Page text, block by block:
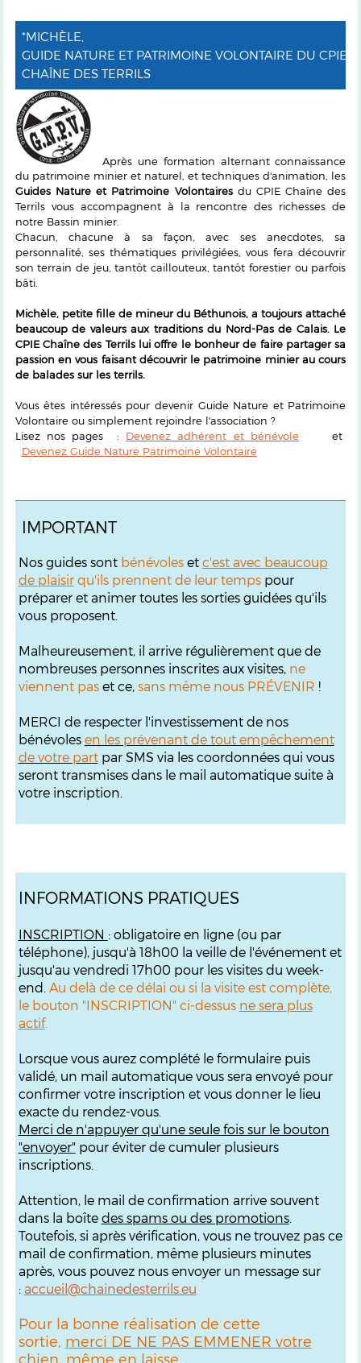
*MICHÈLE,
GUIDE NATURE ET PATRIMOINE VOLONTAIRE DU CPIE
CHAÎNE DES TERRILS
Après une formation alternant connaissance
du patrimoine minier et naturel, et techniques d'animation, les
Guides Nature et Patrimoine Volontairesdu CPIE Chaîne des
Terrils vous accompagnent à la rencontre des richesses de
notre Bassin minier.
Chacun, chacune à sa façon, avec ses anecdotes, sa
personnalité, ses thématiques privilégiées, vous fera découvrir
son terrain de jeu, tantôt caillouteux, tantôt forestier ou parfois
bâti.
Michèle, petite fille de mineur du Béthunois, a toujours attaché
beaucoup de valeurs aux traditions du Nord-Pas de Calais. Le
CPIE Chaîne des Terrils lui offre le bonheur de faire partager sa
passion en vous faisant découvrir le patrimoine minier au cours
de balades sur les terrils.
Vous êtes intéressés pour devenir Guide Nature et Patrimoine
Volontaire ou simplement rejoindre l'association ?
Lisez nos pages : Devenez adhérent et bénévole et
Devenez Guide Nature Patrimoine Volontaire
IMPORTANT
Nos guides sont bénévoleset c'est avec beaucoup
de plaisirqu'ils prennent de leur tempspour
préparer et animer toutes les sorties guidées qu'ils
vous proposent.
Malheureusement, il arrive régulièrement que de
nombreuses personnes inscrites aux visites, ne
viennent paset ce, sans même nous PRÉVENIR !
MERCI de respecter l'investissement de nos
bénévoles en les prévenant de tout empêchement
de votre partpar SMS via les coordonnées qui vous
seront transmises dans le mail automatique suite à
votre inscription.
INFORMATIONS PRATIQUES
INSCRIPTION : obligatoire en ligne (ou par
téléphone), jusqu'à 18h00 la veille de l'événement et
jusqu'au vendredi 17h00 pour les visites du week-
end. Au delà de ce délai ou si la visite est complète,
le bouton "INSCRIPTION" ci-dessus ne sera plus
actif.
Lorsque vous aurez complété le formulaire puis
validé, un mail automatique vous sera envoyé pour
confirmer votre inscription et vous donner le lieu
exacte du rendez-vous.
Merci de n'appuyer qu'une seule fois sur le bouton
"envoyer" pour éviter de cumuler plusieurs
inscriptions.
Attention, le mail de confirmation arrive souvent
dans la boîte des spams ou des promotions.
Toutefois, si après vérification, vous ne trouvez pas ce
mail de confirmation, même plusieurs minutes
après, vous pouvez nous envoyer un message sur
: accueil@chainedesterrils.eu
Pour la bonne réalisation de cette
sortie, merci DE NE PAS EMMENER votre
chien, même en laisse.